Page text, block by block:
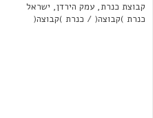
קבוצת כנרת, עמק הירדן, ישראל
כנרת )קבוצה( / כנרת )קבוצה(